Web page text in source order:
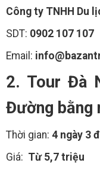
Công ty TNHH Du
SDT: 0902 107 107
Email:
2. Tour Đà
Đường bằng
Thời gian: 4 ngày 3
Giá: Từ 5,7 triệu